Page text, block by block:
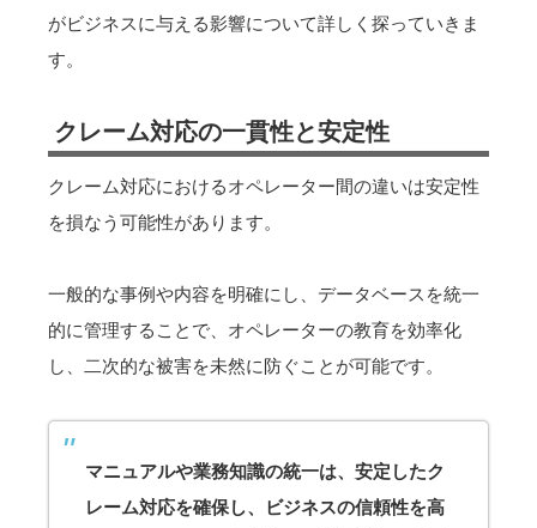
がビジネスに与える影響について詳しく探っていきま
す。
クレーム対応の一貫性と安定性
クレーム対応におけるオペレーター間の違いは安定性
を損なう可能性があります。
一般的な事例や内容を明確にし、データベースを統一
的に管理することで、オペレーターの教育を効率化
し、二次的な被害を未然に防ぐことが可能です。
マニュアルや業務知識の統一は、安定したク
レーム対応を確保し、ビジネスの信頼性を高